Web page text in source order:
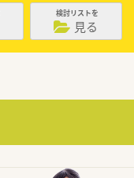
検討リストを
見る